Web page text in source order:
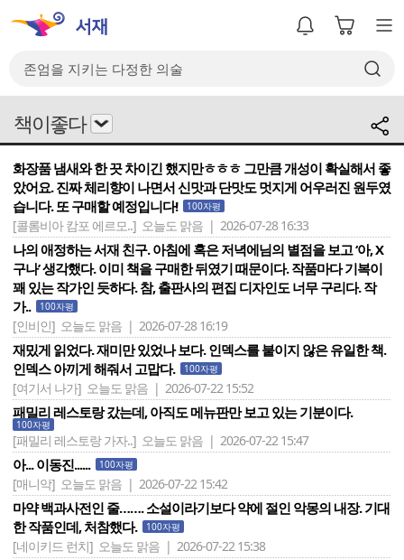
책이좋다
화장품 냄새와 한 끗 차이긴 했지만ㅎㅎㅎ 그만큼 개성이 확실해서 좋
았어요. 진짜 체리향이 나면서 신맛과 단맛도 멋지게 어우러진 원두였
습니다. 또 구매할 예정입니다!
100자평
[콜롬비아 캄포 에르모..] 오늘도 맑음 | 2026-07-28 16:33
나의 애정하는 서재 친구. 아침에 혹은 저녁에님의 별점을 보고 ‘아, X
구나’ 생각했다. 이미 책을 구매한 뒤였기 때문이다. 작품마다 기복이
꽤 있는 작가인 듯하다. 참, 출판사의 편집 디자인도 너무 구리다. 작
가..
100자평
[인비인] 오늘도 맑음 | 2026-07-28 16:19
재밌게 읽었다. 재미만 있었나 보다. 인덱스를 붙이지 않은 유일한 책.
인덱스 아끼게 해줘서 고맙다.
100자평
[여기서 나가] 오늘도 맑음 | 2026-07-22 15:52
패밀리 레스토랑 갔는데, 아직도 메뉴판만 보고 있는 기분이다.
100자평
[패밀리 레스토랑 가자..] 오늘도 맑음 | 2026-07-22 15:47
아... 이동진...... 100자평
[매니악] 오늘도 맑음 | 2026-07-22 15:42
마약 백과사전인 줄……. 소설이라기보다 약에 절인 악몽의 내장. 기대
한 작품인데, 처참했다.
100자평
[네이키드 런치] 오늘도 맑음 | 2026-07-22 15:38